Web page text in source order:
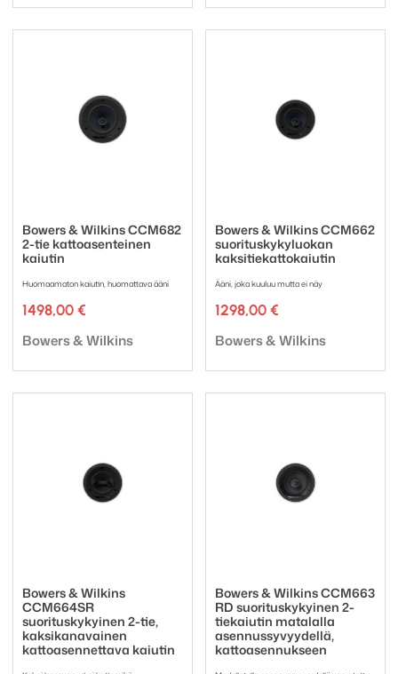
Bowers & Wilkins CCM682
2-tie kattoasenteinen
kaiutin
Huomaamaton kaiutin, huomattava ääni
1498,00 €
Tuotemerkki:
Bowers & Wilkins
Bowers & Wilkins CCM662
suorituskykyluokan
kaksitiekattokaiutin
Ääni, joka kuuluu mutta ei näy
1298,00 €
Tuotemerkki:
Bowers & Wilkins
Bowers & Wilkins
CCM664SR
suorituskykyinen 2-tie,
kaksikanavainen
kattoasennettava kaiutin
Bowers & Wilkins CCM663
RD suorituskykyinen 2-
tiekaiutin matalalla
asennussyvyydellä,
kattoasennukseen